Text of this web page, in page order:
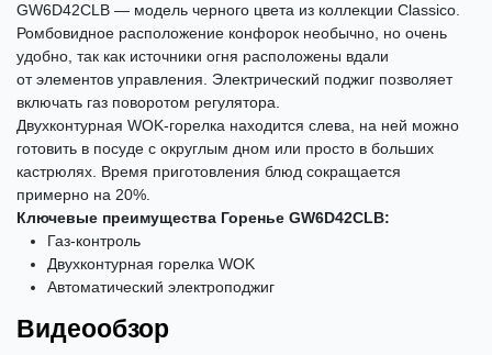
GW6D42CLB — модель черного цвета из коллекции Classico.
Ромбовидное расположение конфорок необычно, но очень
удобно, так как источники огня расположены вдали
от элементов управления. Электрический поджиг позволяет
включать газ поворотом регулятора.
Двухконтурная WOK-горелка находится слева, на ней можно
готовить в посуде с округлым дном или просто в больших
кастрюлях. Время приготовления блюд сокращается
примерно на 20%.
Ключевые преимущества Горенье GW6D42CLB:
Газ-контроль
Двухконтурная горелка WOK
Автоматический электроподжиг
Видеообзор